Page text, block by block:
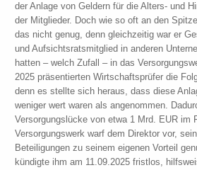
der Anlage von Geldern für die Alters- und
der Mitglieder. Doch wie so oft an den
das nicht genug, denn gleichzeitig war er
und Aufsichtsratsmitglied in anderen
hatten – welch Zufall – in das
2025 präsentierten Wirtschaftsprüfer die
denn es stellte sich heraus, dass diese
weniger wert waren als angenommen.
Versorgungslücke von etwa 1 Mrd. EUR im
Versorgungswerk warf dem Direktor vor,
Beteiligungen zu seinem eigenen Vorteil
kündigte ihm am 11.09.2025 fristlos,